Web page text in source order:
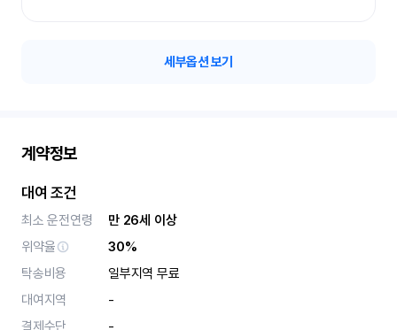
세부옵션 보기
계약정보
대여 조건
최소 운전연령
만 26세 이상
위약율
30%
탁송비용
일부지역 무료
대여지역
-
결제수단
-